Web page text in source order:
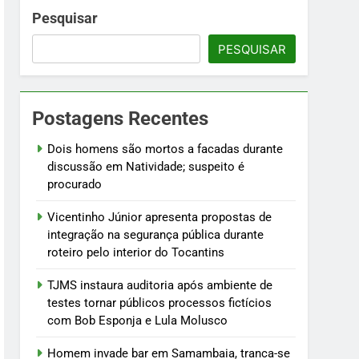
com Bob Esponja e Lula Molusco
e testam modelos para uso
Pesquisar
PESQUISAR
Postagens Recentes
Dois homens são mortos a facadas durante
discussão em Natividade; suspeito é
procurado
Vicentinho Júnior apresenta propostas de
integração na segurança pública durante
roteiro pelo interior do Tocantins
TJMS instaura auditoria após ambiente de
testes tornar públicos processos fictícios
com Bob Esponja e Lula Molusco
Homem invade bar em Samambaia, tranca-se